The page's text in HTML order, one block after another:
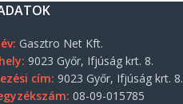
Gasztro Net Kft.
9023 Győr, Ifjúság krt. 8.
cím: 9023 Győr, Ifjúság krt. 8.
08-09-015785